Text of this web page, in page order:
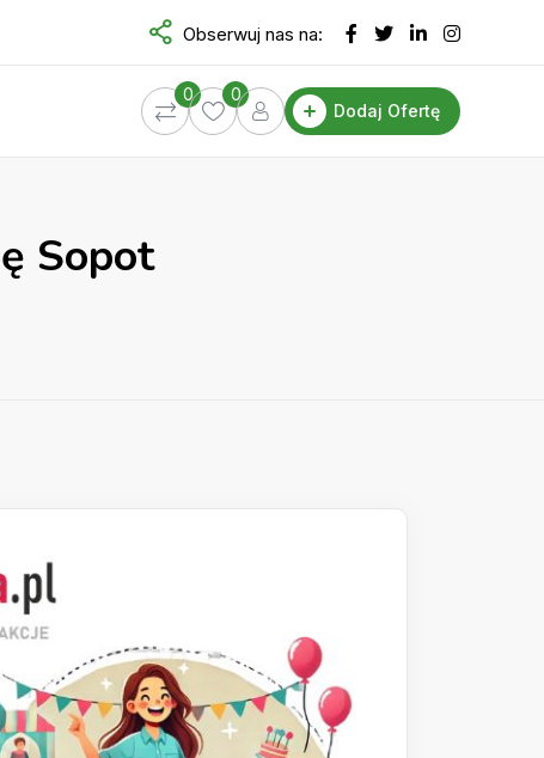
Obserwuj nas na:
0
0
Dodaj Ofertę
Sopot